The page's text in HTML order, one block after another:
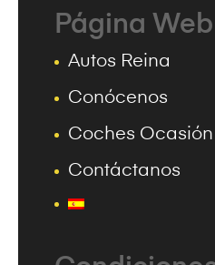
Página Web
Autos Reina
Conócenos
Coches Ocasión
Contáctanos